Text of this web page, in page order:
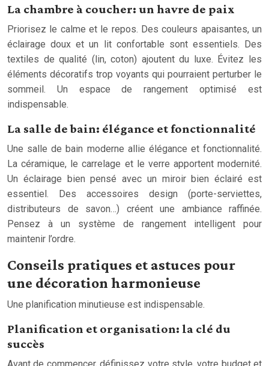
La chambre à coucher: un havre de paix
Priorisez le calme et le repos. Des couleurs apaisantes, un
éclairage doux et un lit confortable sont essentiels. Des
textiles de qualité (lin, coton) ajoutent du luxe. Évitez les
éléments décoratifs trop voyants qui pourraient perturber le
sommeil. Un espace de rangement optimisé est
indispensable.
La salle de bain: élégance et fonctionnalité
Une salle de bain moderne allie élégance et fonctionnalité.
La céramique, le carrelage et le verre apportent modernité.
Un éclairage bien pensé avec un miroir bien éclairé est
essentiel. Des accessoires design (porte-serviettes,
distributeurs de savon…) créent une ambiance raffinée.
Pensez à un système de rangement intelligent pour
maintenir l’ordre.
Conseils pratiques et astuces pour
une décoration harmonieuse
Une planification minutieuse est indispensable.
Planification et organisation: la clé du
succès
Avant de commencer, définissez votre style, votre budget et